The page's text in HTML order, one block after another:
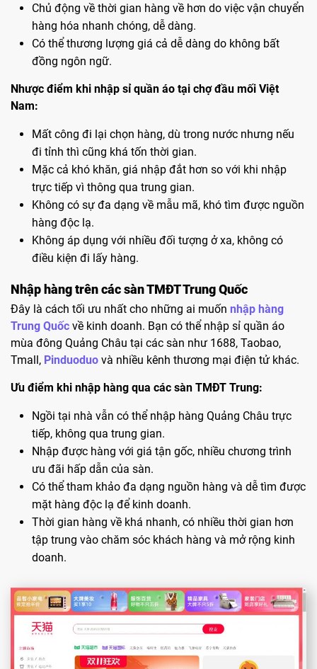
Chủ động về thời gian hàng về hơn do việc vận chuyển
hàng hóa nhanh chóng, dễ dàng.
Có thể thương lượng giá cả dễ dàng do không bất
đồng ngôn ngữ.
Nhược điểm khi nhập sỉ quần áo tại chợ đầu mối Việt
Nam:
Mất công đi lại chọn hàng, dù trong nước nhưng nếu
đi tỉnh thì cũng khá tốn thời gian.
Mặc cả khó khăn, giá nhập đắt hơn so với khi nhập
trực tiếp vì thông qua trung gian.
Không có sự đa dạng về mẫu mã, khó tìm được nguồn
hàng độc lạ.
Không áp dụng với nhiều đối tượng ở xa, không có
điều kiện đi lấy hàng.
Nhập hàng trên các sàn TMĐT Trung Quốc
Đây là cách tối ưu nhất cho những ai muốn nhập hàng
Trung Quốc về kinh doanh. Bạn có thể nhập sỉ quần áo
mùa đông Quảng Châu tại các sàn như 1688, Taobao,
Tmall, Pinduoduo và nhiều kênh thương mại điện tử khác.
Ưu điểm khi nhập hàng qua các sàn TMĐT Trung:
Ngồi tại nhà vẫn có thể nhập hàng Quảng Châu trực
tiếp, không qua trung gian.
Nhập được hàng với giá tận gốc, nhiều chương trình
ưu đãi hấp dẫn của sàn.
Có thể tham khảo đa dạng nguồn hàng và dễ tìm được
mặt hàng độc lạ để kinh doanh.
Thời gian hàng về khá nhanh, có nhiều thời gian hơn
tập trung vào chăm sóc khách hàng và mở rộng kinh
doanh.